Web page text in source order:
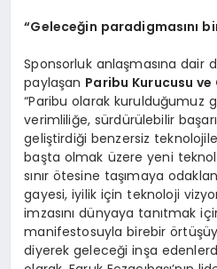
“Geleceğin paradigmasını
Sponsorluk anlaşmasına dair
paylaşan Paribu Kurucusu ve
“Paribu olarak kurulduğumuz
verimliliğe, sürdürülebilir
geliştirdiği benzersiz
başta olmak üzere yeni
sınır ötesine taşımaya
gayesi, iyilik için teknoloji
imzasını dünyaya tanıtmak
manifestosuyla birebir
diyerek geleceği inşa